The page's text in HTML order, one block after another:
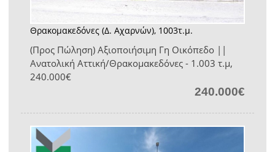
Θρακομακεδόνες (Δ. Αχαρνών), 1003τ.μ.
(Προς Πώληση) Αξιοποιήσιμη Γη Οικόπεδο ||
Ανατολική Αττική/Θρακομακεδόνες - 1.003 τ.μ,
240.000€
240.000€